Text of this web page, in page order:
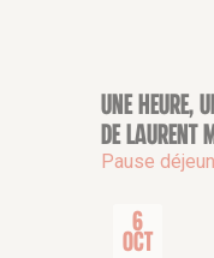
CONFÉRENCE
Une heure,
de Laurent
Pause
6
Oct